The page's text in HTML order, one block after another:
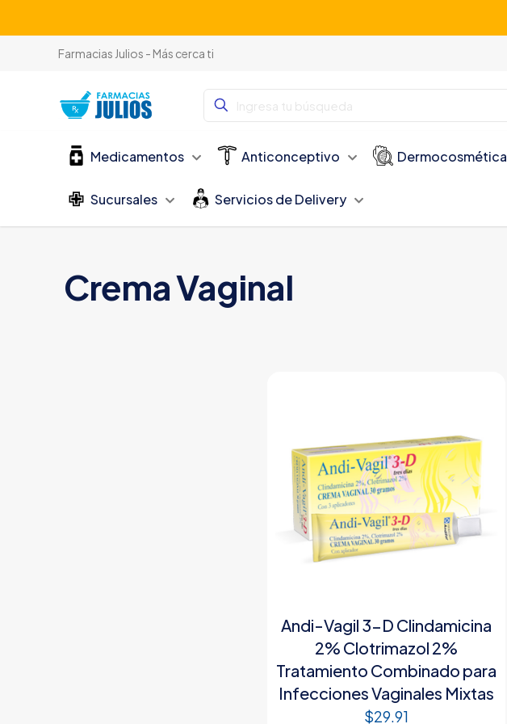
Farmacias Julios - Más cerca ti
Medicamentos Anticonceptivo Dermocosmética
Sucursales Servicios de Delivery
Crema Vaginal
Andi-Vagil 3-D Clindamicina
2% Clotrimazol 2%
Tratamiento Combinado para
Infecciones Vaginales Mixtas
$29.91